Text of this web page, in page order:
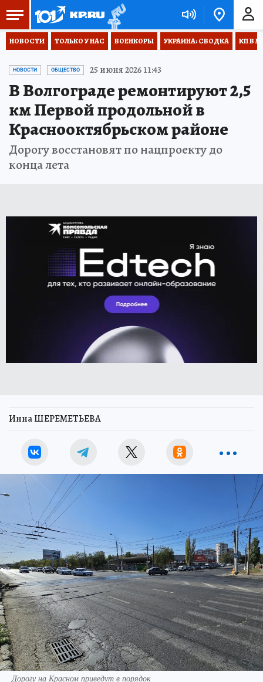
НОВОСТИ ТОЛЬКО У НАС ВОЕНКОРЫ УКРАИНА: СВОДКА КП В
НОВОСТИ ОБЩЕСТВО 25 июня 2026 11:43
В Волгограде ремонтируют 2,5
км Первой продольной в
Краснооктябрьском районе
Дорогу восстановят по нацпроекту до
конца лета
Инна ШЕРЕМЕТЬЕВА
Дорогу на Красном приведут в порядок